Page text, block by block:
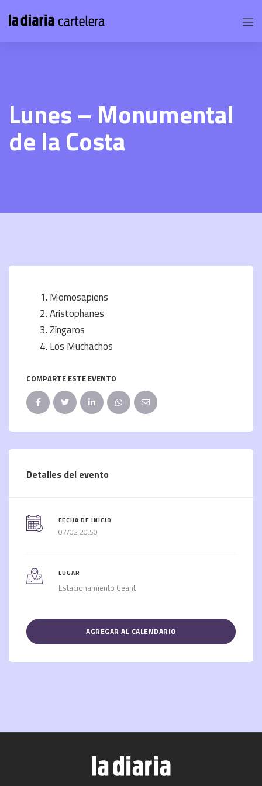
Lunes – Monumental
de la Costa
Momosapiens
Aristophanes
Zíngaros
Los Muchachos
COMPARTE ESTE EVENTO
Detalles del evento
FECHA DE INICIO
07/02 20:50
LUGAR
Estacionamiento Geant
AGREGAR AL CALENDARIO